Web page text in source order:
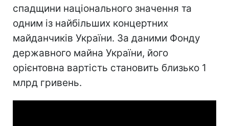
спадщини національного значення та
одним із найбільших концертних
майданчиків України. За даними Фонду
державного майна України, його
орієнтовна вартість становить близько 1
млрд гривень.